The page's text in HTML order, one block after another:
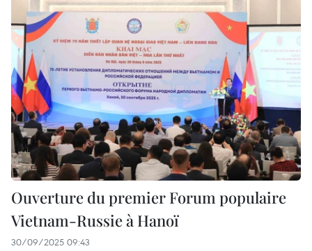
Ouverture du premier Forum populaire
Vietnam-Russie à Hanoï
30/09/2025 09:43